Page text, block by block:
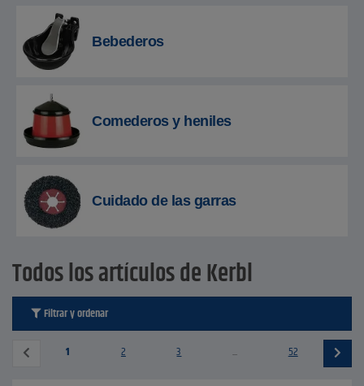
Bebederos
Comederos y heniles
Cuidado de las garras
Todos los artículos de Kerbl
Filtrar y ordenar
1 2 3 ... 52